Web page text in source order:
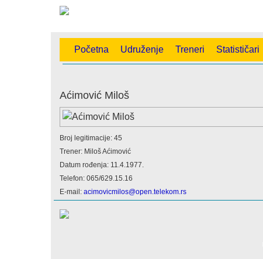
Početna Udruženje Treneri Statističari
Aćimović Miloš
Broj legitimacije: 45
Trener: Miloš Aćimović
Datum rođenja: 11.4.1977.
Telefon: 065/629.15.16
E-mail: acimovicmilos@open.telekom.rs